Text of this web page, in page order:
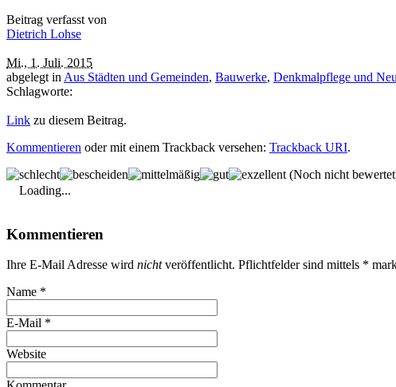
Beitrag verfasst von
Dietrich Lohse
Mi., 1. Juli. 2015
abgelegt in Aus Städten und Gemeinden, Bauwerke, Denkmalpflege und
Schlagworte:
Link zu diesem Beitrag.
Kommentieren oder mit einem Trackback versehen: Trackback URI.
(Noch nicht
Loading...
Kommentieren
Ihre E-Mail Adresse wird nichtveröffentlicht. Pflichtfelder sind mittels *
Name *
E-Mail *
Website